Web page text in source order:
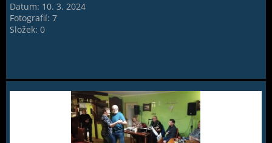
Datum: 10. 3. 2024
Fotografií:7
Složek:0